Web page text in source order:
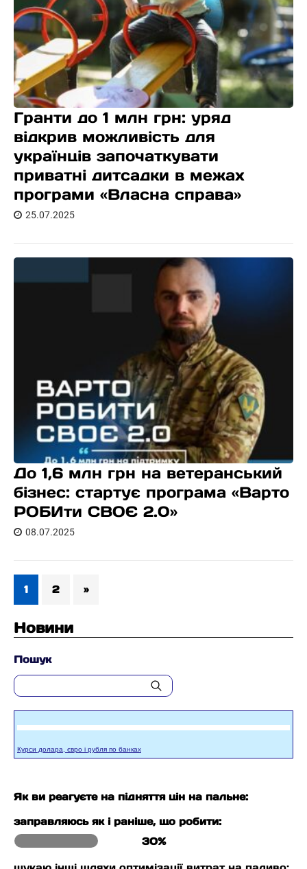
Гранти до 1 млн грн: уряд
відкрив можливість для
українців започаткувати
приватні дитсадки в межах
програми «Власна справа»
25.07.2025
До 1,6 млн грн на ветеранський
бізнес: стартує програма «Варто
РОБИти СВОЄ 2.0»
08.07.2025
1 2 »
Новини
Пошук
Курси долара, євро і рубля по банках
Як ви реагуєте на підняття цін на пальне:
заправляюсь як і раніше, що робити:
30%